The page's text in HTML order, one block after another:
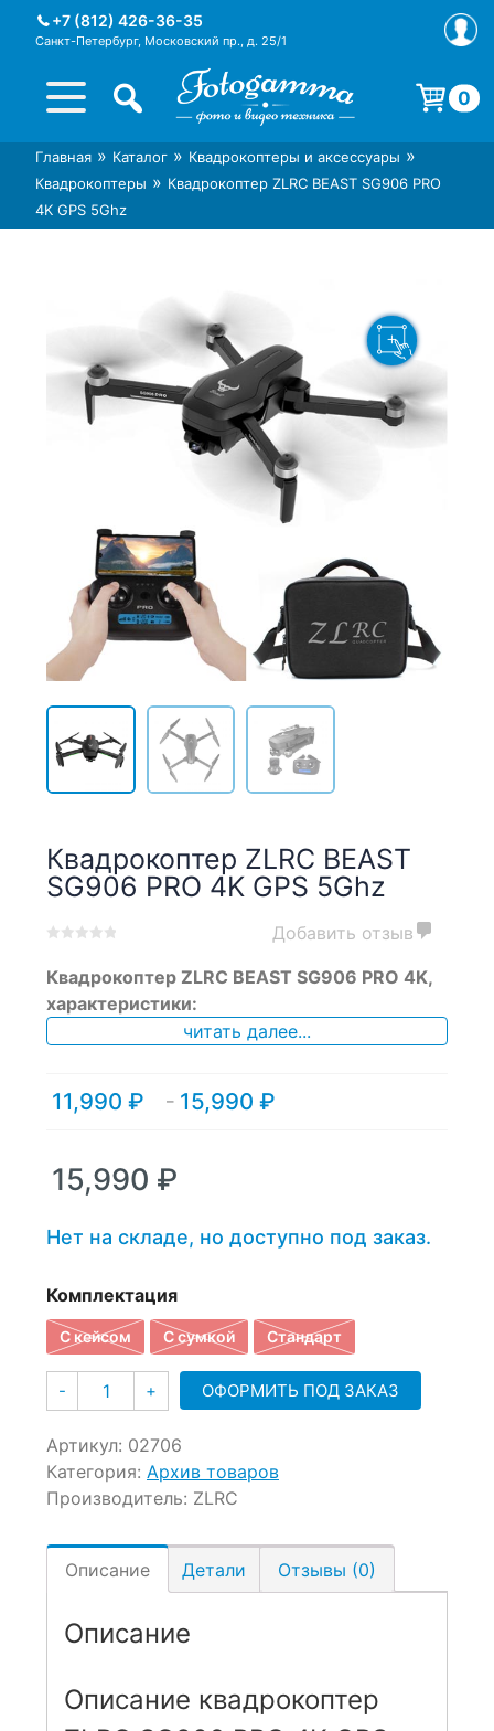
+7 (812) 426-36-35
Санкт-Петербург, Московский пр., д. 25/1
Интернет-магазин фототехники
Foto-Gamma в СПб
Магазин фотоаксессуаров foto-
gamma.ru
0
Корзина пуста.
Главная » Каталог » Квадрокоптеры и аксессуары »
Квадрокоптеры » Квадрокоптер ZLRC BEAST SG906 PRO
4K GPS 5Ghz
Квадрокоптер ZLRC BEAST
SG906 PRO 4K GPS 5Ghz
out
based
Добавить отзыв
Квадрокоптер ZLRC BEAST SG906 PRO 4K,
характеристики:
читать далее...
11,990 ₽ – 15,990 ₽
Диапазон
15,990 ₽
15,990 ₽
Нет на складе, но доступно под заказ.
Комплектация
С кейсом С сумкой Стандарт
- Количество
+ ОФОРМИТЬ ПОД ЗАКАЗ
Артикул: 02706
Категория: Архив товаров
Производитель: ZLRC
Описание Детали Отзывы (0)
Описание
Описание квадрокоптер